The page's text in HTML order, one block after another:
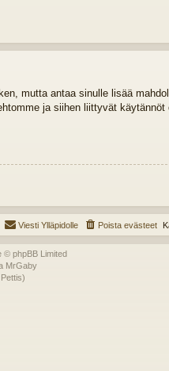
mutta antaa sinulle lisää
ja siihen liittyvät käytännöt
Poista evästeet
Viesti Ylläpidolle
© phpBB Limited
MrGaby